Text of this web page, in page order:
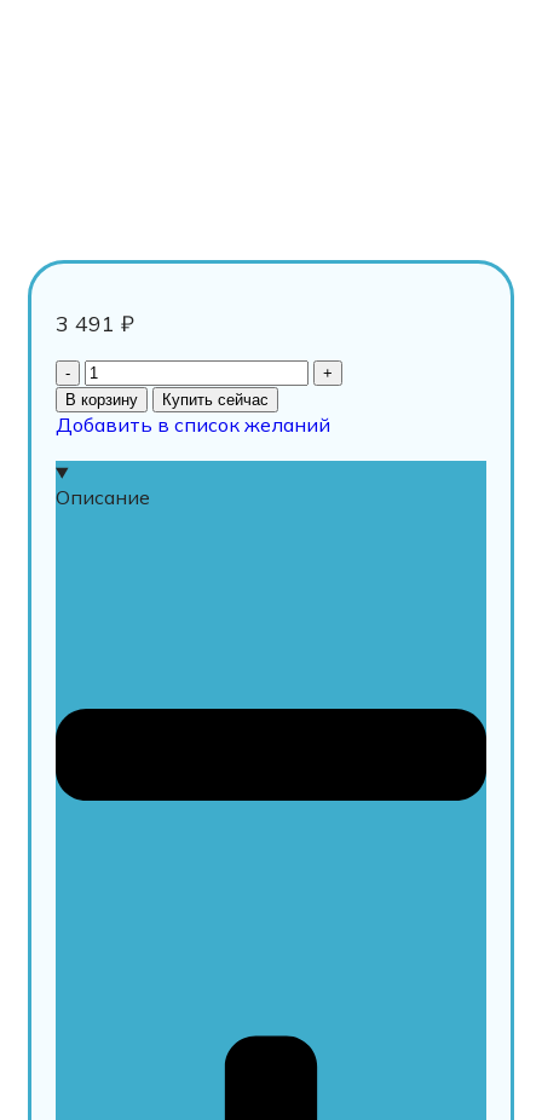
3 491 ₽
В корзину Купить сейчас
Добавить в список желаний
Описание